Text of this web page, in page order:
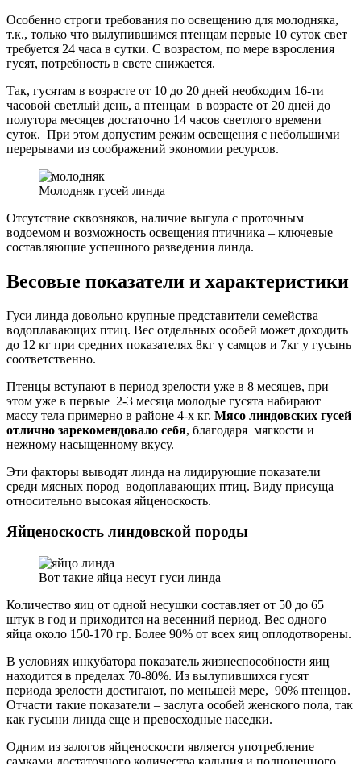
Особенно строги требования по освещению для молодняка,
т.к., только что вылупившимся птенцам первые 10 суток свет
требуется 24 часа в сутки. С возрастом, по мере взросления
гусят, потребность в свете снижается.
Так, гусятам в возрасте от 10 до 20 дней необходим 16-ти
часовой светлый день, а птенцам в возрасте от 20 дней до
полутора месяцев достаточно 14 часов светлого времени
суток. При этом допустим режим освещения с небольшими
перерывами из соображений экономии ресурсов.
Молодняк гусей линда
Отсутствие сквозняков, наличие выгула с проточным
водоемом и возможность освещения птичника – ключевые
составляющие успешного разведения линда.
Весовые показатели и характеристики
Гуси линда довольно крупные представители семейства
водоплавающих птиц. Вес отдельных особей может доходить
до 12 кг при средних показателях 8кг у самцов и 7кг у гусынь
соответственно.
Птенцы вступают в период зрелости уже в 8 месяцев, при
этом уже в первые 2-3 месяца молодые гусята набирают
массу тела примерно в районе 4-х кг. Мясо линдовских гусей
отлично зарекомендовало себя, благодаря мягкости и
нежному насыщенному вкусу.
Эти факторы выводят линда на лидирующие показатели
среди мясных пород водоплавающих птиц. Виду присуща
относительно высокая яйценоскость.
Яйценоскость линдовской породы
Вот такие яйца несут гуси линда
Количество яиц от одной несушки составляет от 50 до 65
штук в год и приходится на весенний период. Вес одного
яйца около 150-170 гр. Более 90% от всех яиц оплодотворены.
В условиях инкубатора показатель жизнеспособности яиц
находится в пределах 70-80%. Из вылупившихся гусят
периода зрелости достигают, по меньшей мере, 90% птенцов.
Отчасти такие показатели – заслуга особей женского пола, так
как гусыни линда еще и превосходные наседки.
Одним из залогов яйценоскости является употребление